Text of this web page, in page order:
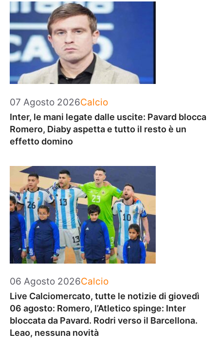
07 Agosto 2026Categorie
Calcio
Inter, le mani legate dalle uscite: Pavard blocca
Romero, Diaby aspetta e tutto il resto è un
effetto domino
06 Agosto 2026Categorie
Calcio
Live Calciomercato, tutte le notizie di giovedì
06 agosto: Romero, l’Atletico spinge: Inter
bloccata da Pavard. Rodri verso il Barcellona.
Leao, nessuna novità